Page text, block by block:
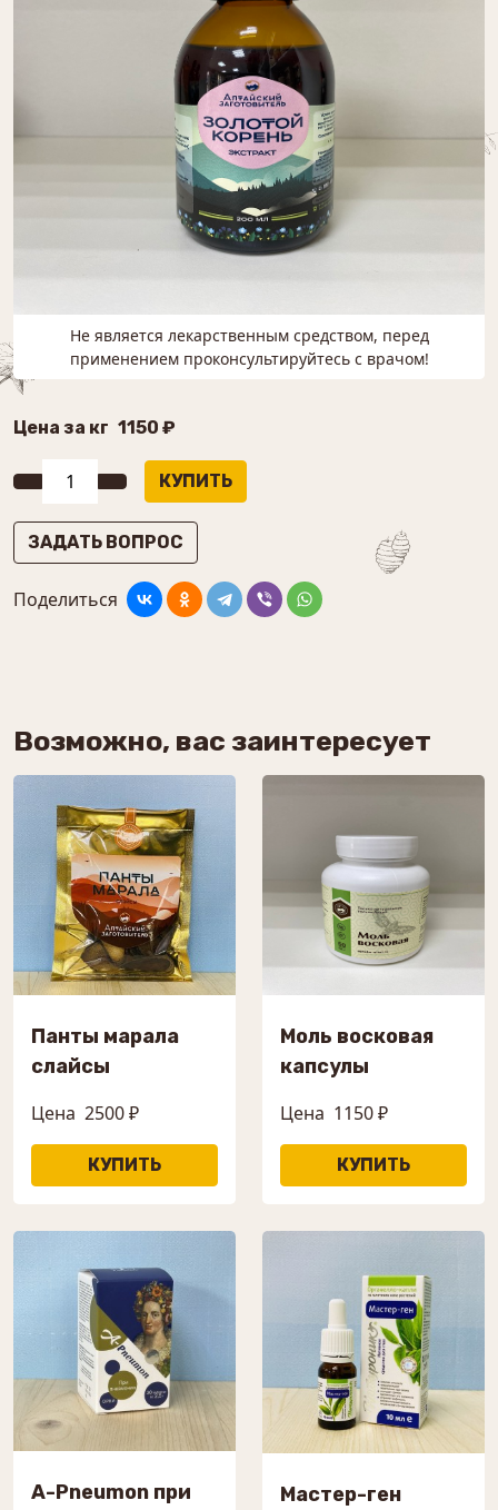
Не является лекарственным средством, перед
применением проконсультируйтесь с врачом!
Цена за кг 1150 ₽
ЗАДАТЬ ВОПРОС
Поделиться
Возможно, вас заинтересует
Панты марала
слайсы
Цена 2500 ₽
Моль восковая
капсулы
Цена 1150 ₽
A-Pneumon при
Мастер-ген